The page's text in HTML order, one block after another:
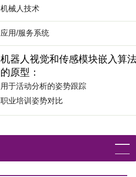
机械人技术
应用/服务系统
机器人视觉和传感模块嵌入算
的原型：
用于活动分析的姿势跟踪
职业培训姿势对比